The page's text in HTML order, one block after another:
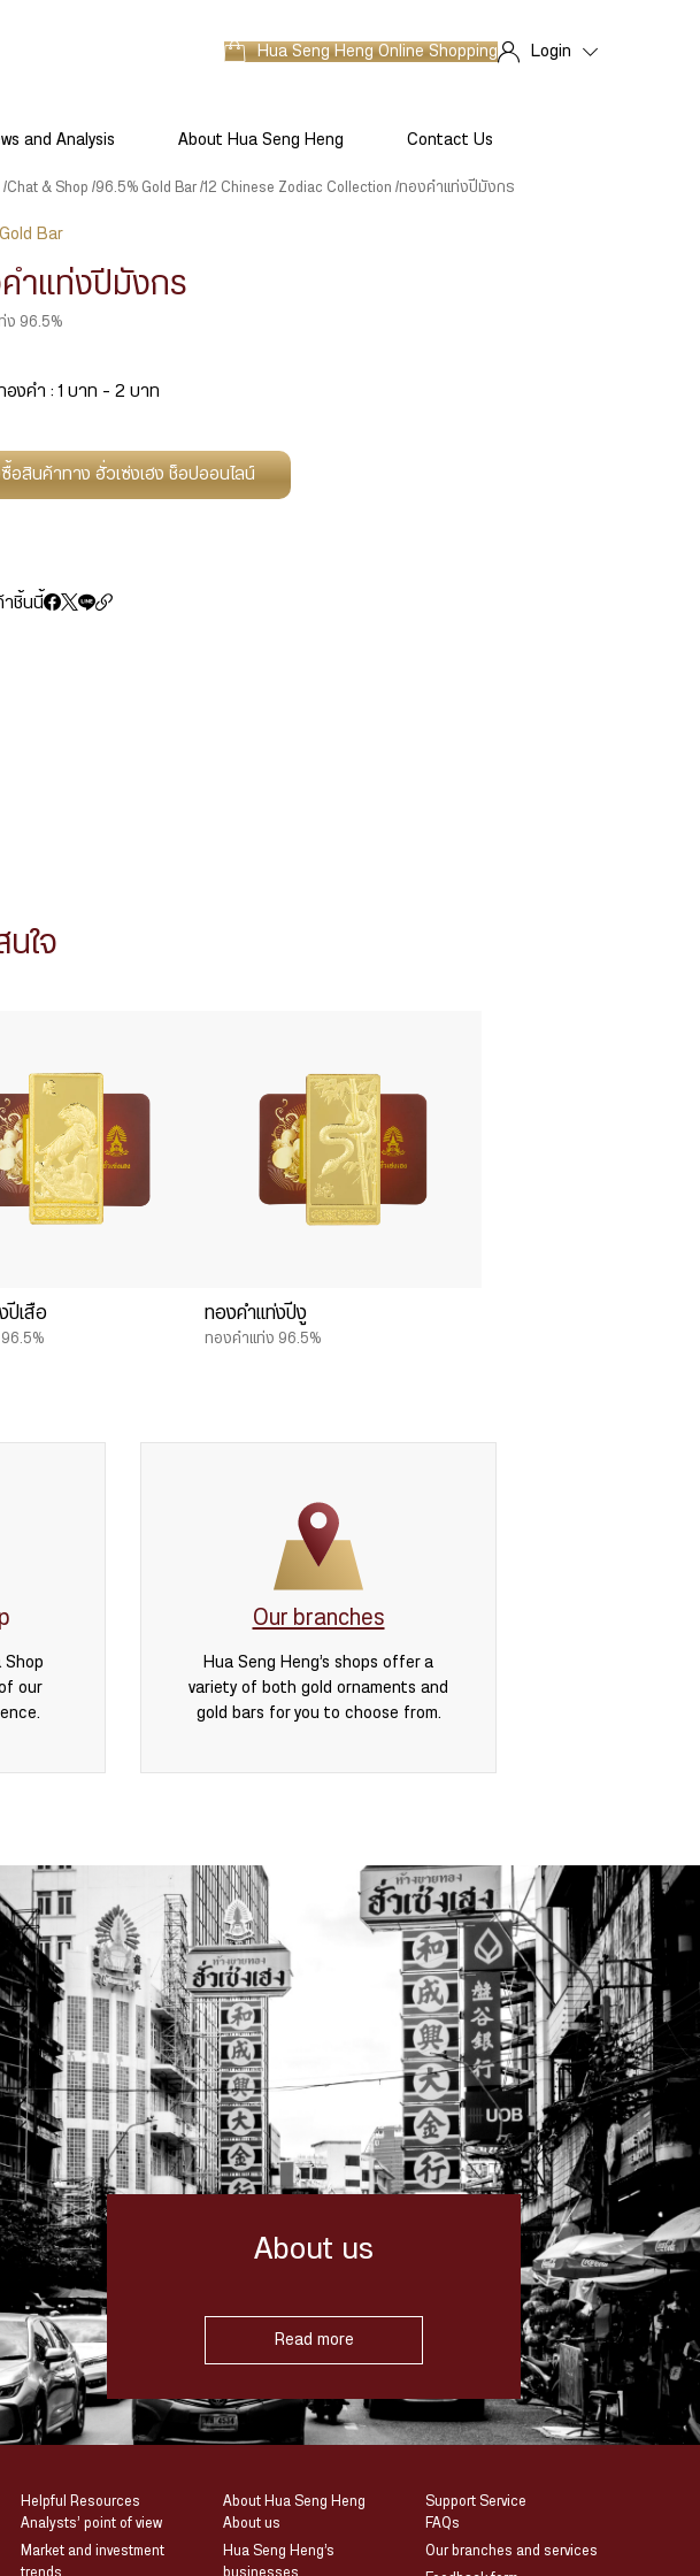
Hua Seng HengOnline Shopping Login
and Analysis About Hua Seng Heng Contact Us
Chat & Shop 96.5% Gold Bar 12 Chinese Zodiac Collection ทองคำแท่งปีมังกร
Bar
ำแท่งปีมังกร
ง 96.5%
งคำ : 1 บาท – 2 บาท
อสินค้าทาง ฮั่วเซ่งเฮง ช็อปออนไลน์
าชิ้นนี้
ใจ
ปีเสือ ทองคำแท่งปีงู
ทองคำแท่ง 96.5%
Shop
our
Our branches
Hua Seng Heng’s shops offer a
variety of both gold ornaments and
gold bars for you to choose from.
About us
Read more
Helpful Resources
Analysts’ point of view
Market and investment
About Hua Seng Heng
About us
Hua Seng Heng’s
Support Service
FAQs
Our branches and services